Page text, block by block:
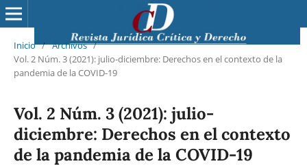
Inicio / Archivos /
Vol. 2 Núm. 3 (2021): julio-diciembre: Derechos en el contexto de la
pandemia de la COVID-19
Vol. 2 Núm. 3 (2021): julio-
diciembre: Derechos en el contexto
de la pandemia de la COVID-19